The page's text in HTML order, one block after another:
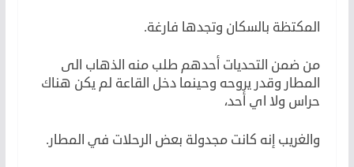
المكتظة بالسكان وتجدها فارغة.
من ضمن التحديات أحدهم طلب منه الذهاب الى
المطار وقدر يروحه وحينما دخل القاعة لم يكن هناك
حراس ولا اي أحد،
والغريب إنه كانت مجدولة بعض الرحلات في المطار.